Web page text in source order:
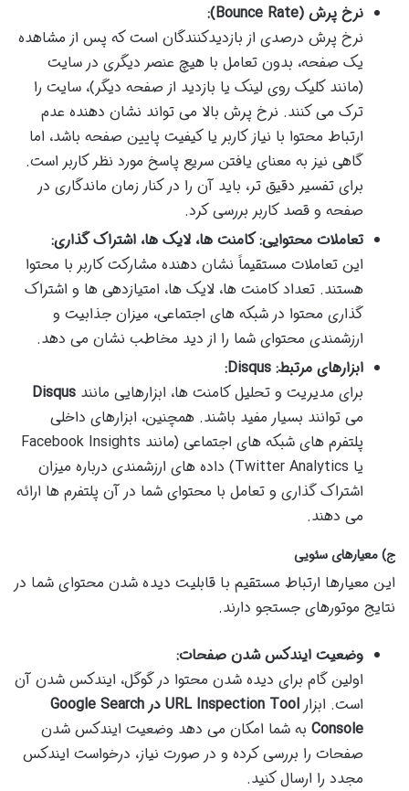
نرخ پرش (Bounce Rate):
نرخ پرش درصدی از بازدیدکنندگان است که پس از مشاهده
یک صفحه، بدون تعامل با هیچ عنصر دیگری در سایت
(مانند کلیک روی لینک یا بازدید از صفحه دیگر)، سایت را
ترک می کنند. نرخ پرش بالا می تواند نشان دهنده عدم
ارتباط محتوا با نیاز کاربر یا کیفیت پایین صفحه باشد، اما
گاهی نیز به معنای یافتن سریع پاسخ مورد نظر کاربر است.
برای تفسیر دقیق تر، باید آن را در کنار زمان ماندگاری در
صفحه و قصد کاربر بررسی کرد.
تعاملات محتوایی: کامنت ها، لایک ها، اشتراک گذاری:
این تعاملات مستقیماً نشان دهنده مشارکت کاربر با محتوا
هستند. تعداد کامنت ها، لایک ها، امتیازدهی ها و اشتراک
گذاری محتوا در شبکه های اجتماعی، میزان جذابیت و
ارزشمندی محتوای شما را از دید مخاطب نشان می دهد.
ابزارهای مرتبط: Disqus:
برای مدیریت و تحلیل کامنت ها، ابزارهایی مانند Disqus
می توانند بسیار مفید باشند. همچنین، ابزارهای داخلی
پلتفرم های شبکه های اجتماعی (مانند Facebook Insights
یا Twitter Analytics) داده های ارزشمندی درباره میزان
اشتراک گذاری و تعامل با محتوای شما در آن پلتفرم ها ارائه
می دهند.
ج) معیارهای سئویی
این معیارها ارتباط مستقیم با قابلیت دیده شدن محتوای شما در
نتایج موتورهای جستجو دارند.
وضعیت ایندکس شدن صفحات:
اولین گام برای دیده شدن محتوا در گوگل، ایندکس شدن آن
است. ابزار
URL Inspection Tool در Google Search
Console به شما امکان می دهد وضعیت ایندکس شدن
صفحات را بررسی کرده و در صورت نیاز، درخواست ایندکس
مجدد را ارسال کنید.